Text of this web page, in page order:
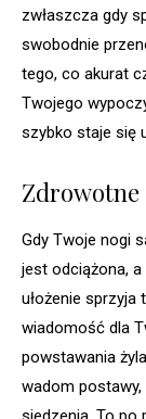
zwłaszcza gdy
swobodnie
tego, co akurat
Twojego
szybko staje się
Zdrowotne
Gdy Twoje nogi
jest odciążona,
ułożenie sprzyja
wiadomość dla
powstawania
wadom postawy,